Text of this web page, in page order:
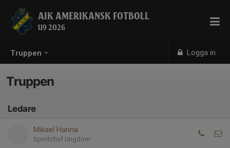
Truppen Logga in
AIK AMERIKANSK FOTBOLL
U9 2026
Truppen
Ledare
Mikael Hanna
Sportchef Ungdom